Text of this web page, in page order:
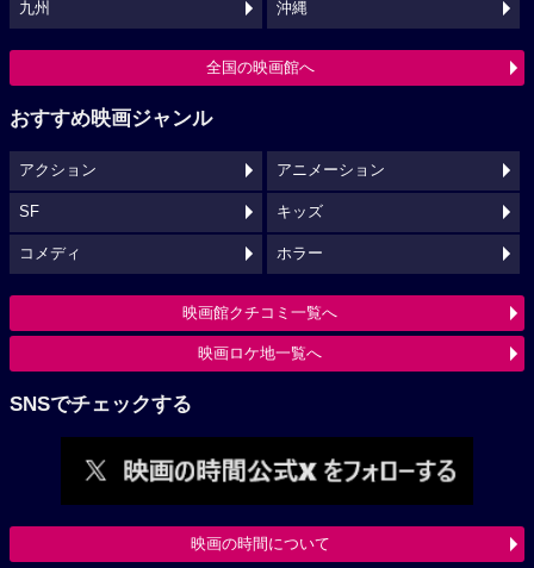
九州 沖縄
全国の映画館へ
おすすめ映画ジャンル
アクション アニメーション
SF キッズ
コメディ ホラー
映画館クチコミ一覧へ
映画ロケ地一覧へ
SNSでチェックする
映画の時間について